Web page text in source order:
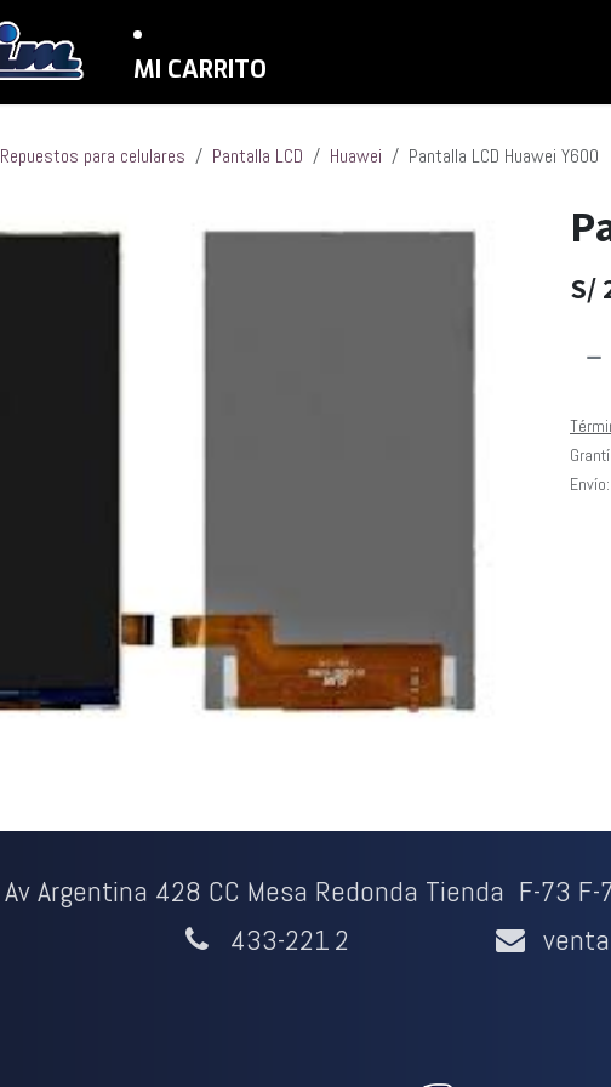
MI CARRITO
Repuestos para celulares Pantalla LCD Huawei Pantalla LCD Huawei Y600
S/
Av Argentina 428 CC Mesa Redonda Tienda F-73
433-2212